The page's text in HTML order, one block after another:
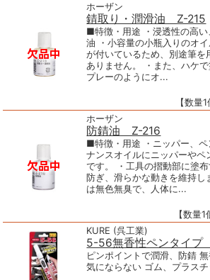
ホーザン
錆取り・潤滑油 Z-215
■特徴・用途 ・浸透性の高
油 ・小容量の小瓶入りのオ
が付いているため、別途筆を
ありません。 ・また、ハケ
プレーのようにオ...
【数量
ホーザン
防錆油 Z-216
■特徴・用途 ・ニッパー、ペ
ナンスオイルにニッパーやペ
です。 ・工具の摺動部に塗
防ぎ、滑らかな動きを維持し
は無色無臭で、人体に...
【数量
KURE (呉工業)
5-56無香性ペンタイ
ピンポイントで潤滑、防錆
気にならない ゴム、プラス